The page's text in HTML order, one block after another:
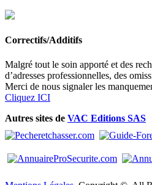
Correctifs/Additifs
Malgré tout le soin apporté et des
d’adresses professionnelles, des
Merci de nous signaler les
Cliquez ICI
Autres sites de VAC Editions SAS